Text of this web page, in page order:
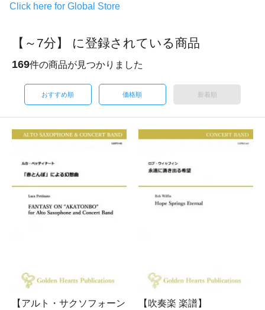
Click here for Global Store
【～7分】 に登録されている商品
169件の商品が見つかりました
おすすめ順 価格順 新着順
【アルト・サクソフォーン
【吹奏楽 楽譜】